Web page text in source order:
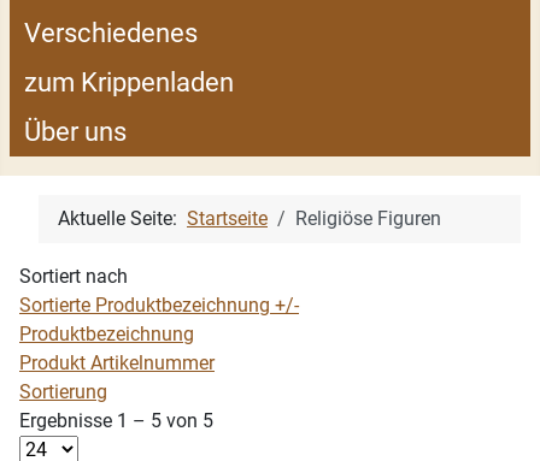
Verschiedenes
zum Krippenladen
Über uns
Aktuelle Seite: Startseite Religiöse Figuren
Sortiert nach
Sortierte Produktbezeichnung +/-
Produktbezeichnung
Produkt Artikelnummer
Sortierung
Ergebnisse 1 – 5 von 5